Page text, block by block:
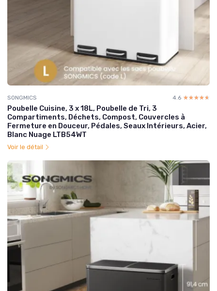
SONGMICS 4.6 ☆☆☆☆☆
★★★★★
Poubelle Cuisine, 3 x 18L, Poubelle de Tri, 3
Compartiments, Déchets, Compost, Couvercles à
Fermeture en Douceur, Pédales, Seaux Intérieurs, Acier,
Blanc Nuage LTB54WT
Voir le détail